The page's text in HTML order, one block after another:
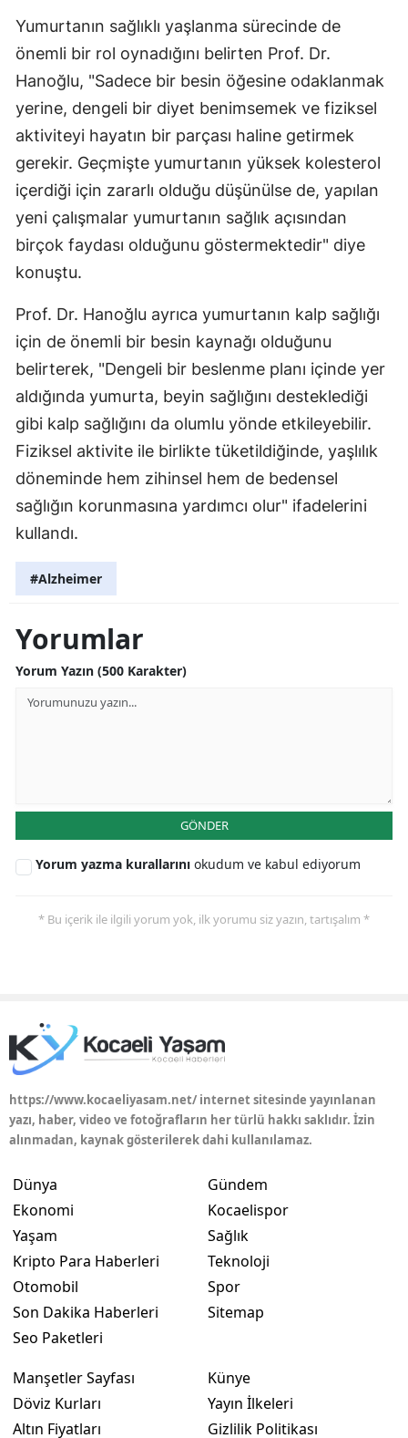
Muş
Nevşehir
Niğde
Ordu
Rize
Sakarya
Samsun
Sinop
Sivas
Tekirdağ
Tokat
Tunceli
Kırıkkale
Şırnak
Karabük
Kilis
Düzce
Yumurtanın sağlıklı yaşlanma sürecinde de
önemli bir rol oynadığını belirten Prof. Dr.
Hanoğlu, "Sadece bir besin öğesine odaklanmak
yerine, dengeli bir diyet benimsemek ve fiziksel
aktiviteyi hayatın bir parçası haline getirmek
gerekir. Geçmişte yumurtanın yüksek kolesterol
içerdiği için zararlı olduğu düşünülse de, yapılan
yeni çalışmalar yumurtanın sağlık açısından
birçok faydası olduğunu göstermektedir" diye
konuştu.
Prof. Dr. Hanoğlu ayrıca yumurtanın kalp sağlığı
için de önemli bir besin kaynağı olduğunu
belirterek, "Dengeli bir beslenme planı içinde yer
aldığında yumurta, beyin sağlığını desteklediği
gibi kalp sağlığını da olumlu yönde etkileyebilir.
Fiziksel aktivite ile birlikte tüketildiğinde, yaşlılık
döneminde hem zihinsel hem de bedensel
sağlığın korunmasına yardımcı olur" ifadelerini
kullandı.
#Alzheimer
Yorumlar
Yorum Yazın (500 Karakter)
GÖNDER
Yorum yazma kurallarını okudum ve kabul ediyorum
* Bu içerik ile ilgili yorum yok, ilk yorumu siz yazın, tartışalım *
https://www.kocaeliyasam.net/ internet sitesinde yayınlanan
yazı, haber, video ve fotoğrafların her türlü hakkı saklıdır. İzin
alınmadan, kaynak gösterilerek dahi kullanılamaz.
Dünya
Ekonomi
Yaşam
Kripto Para Haberleri
Otomobil
Son Dakika Haberleri
Seo Paketleri
Gündem
Kocaelispor
Sağlık
Teknoloji
Spor
Sitemap
Manşetler Sayfası
Döviz Kurları
Altın Fiyatları
Künye
Yayın İlkeleri
Gizlilik Politikası